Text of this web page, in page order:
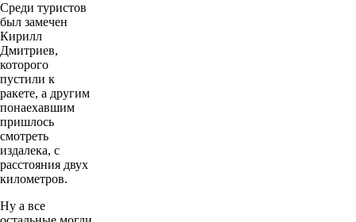
Среди туристов
был замечен
Кирилл
Дмитриев,
которого
пустили к
ракете, а другим
понаехавшим
пришлось
смотреть
издалека, с
расстояния двух
километров.
Ну а все